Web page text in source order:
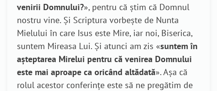
venirii Domnului?», pentru că știm că Domnul
nostru vine. Și Scriptura vorbește de Nunta
Mielului în care Isus este Mire, iar noi, Biserica,
suntem Mireasa Lui. Și atunci am zis «suntem în
așteptarea Mirelui pentru că venirea Domnului
este mai aproape ca oricând altădată». Așa că
rolul acestor conferințe este să ne pregătim de